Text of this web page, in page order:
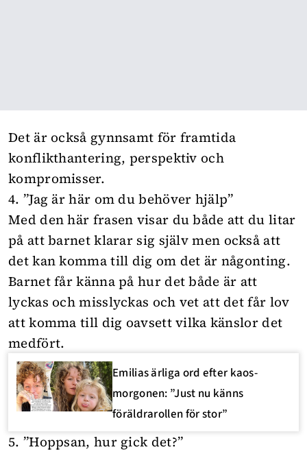
Det är också gynnsamt för framtida
konflikthantering, perspektiv och
kompromisser.
4. ”Jag är här om du behöver hjälp”
Med den här frasen visar du både att du litar
på att barnet klarar sig själv men också att
det kan komma till dig om det är någonting.
Barnet får känna på hur det både är att
lyckas och misslyckas och vet att det får lov
att komma till dig oavsett vilka känslor det
medfört.
Emilias ärliga ord efter kaos-
morgonen: ”Just nu känns
föräldrarollen för stor”
5. ”Hoppsan, hur gick det?”